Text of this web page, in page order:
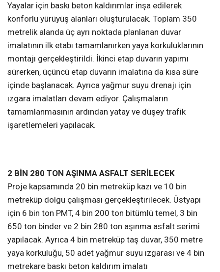
Yayalar için baskı beton kaldırımlar inşa edilerek
konforlu yürüyüş alanları oluşturulacak. Toplam 350
metrelik alanda üç ayrı noktada planlanan duvar
imalatının ilk etabı tamamlanırken yaya korkuluklarının
montajı gerçekleştirildi. İkinci etap duvarın yapımı
sürerken, üçüncü etap duvarın imalatına da kısa süre
içinde başlanacak. Ayrıca yağmur suyu drenajı için
ızgara imalatları devam ediyor. Çalışmaların
tamamlanmasının ardından yatay ve düşey trafik
işaretlemeleri yapılacak.
2 BİN 280 TON AŞINMA ASFALT SERİLECEK
Proje kapsamında 20 bin metreküp kazı ve 10 bin
metreküp dolgu çalışması gerçekleştirilecek. Üstyapı
için 6 bin ton PMT, 4 bin 200 ton bitümlü temel, 3 bin
650 ton binder ve 2 bin 280 ton aşınma asfalt serimi
yapılacak. Ayrıca 4 bin metreküp taş duvar, 350 metre
yaya korkuluğu, 50 adet yağmur suyu ızgarası ve 4 bin
metrekare baskı beton kaldırım imalatı